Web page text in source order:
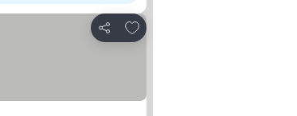
Jaa
Lisää suosikkeihin